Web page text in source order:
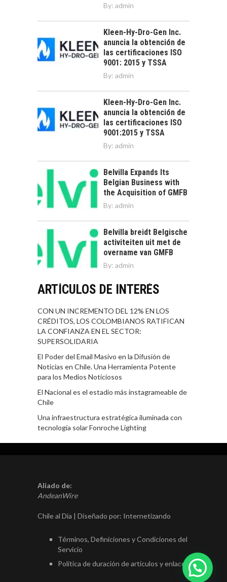
By: admin
Kleen-Hy-Dro-Gen Inc.
anuncia la obtención de
las certificaciones ISO
9001: 2015 y TSSA
By: admin
Kleen-Hy-Dro-Gen Inc.
anuncia la obtención de
las certificaciones ISO
9001:2015 y TSSA
By: admin
Belvilla Expands Its
Belgian Business with
the Acquisition of GMFB
By: admin
Belvilla breidt Belgische
activiteiten uit met de
overname van GMFB
By: admin
ARTÍCULOS DE INTERÉS
CON UN INCREMENTO DEL 12% EN LOS
CRÉDITOS, LOS COLOMBIANOS RATIFICAN
LA CONFIANZA EN EL SECTOR:
SUPERSOLIDARIA
El Poder del Email Masivo en la Difusión de
Noticias en Chile. Una Herramienta Potente
para los Medios Noticiosos
El Nacional es el estadio más instagrameable de
Chile
Una infraestructura estratégica iluminada con
tecnología solar Fonroche Lighting
Aliado de:
AndeanWire
Chile al Día | Diseñado por: Internetizando
Términos, Definiciones y Condiciones del
Servicio
Política de duración de artículos y enlaces